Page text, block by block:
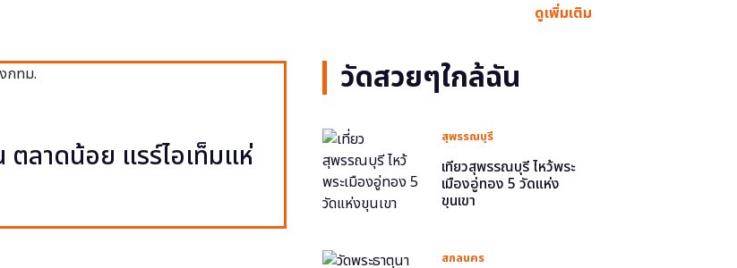
ดูเพิ่มเติม
ลาดน้อย แรร์ไอเท็มแห่
วัดสวยๆใกล้ฉัน
สุพรรณบุรี
เที่ยวสุพรรณบุรี ไหว้พระ
เมืองอู่ทอง 5 วัดแห่ง
ขุนเขา
สกลนคร